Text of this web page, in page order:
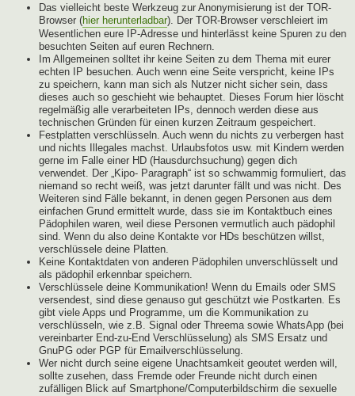
Das vielleicht beste Werkzeug zur Anonymisierung ist der TOR-
Browser (hier herunterladbar). Der TOR-Browser verschleiert im
Wesentlichen eure IP-Adresse und hinterlässt keine Spuren zu den
besuchten Seiten auf euren Rechnern.
Im Allgemeinen solltet ihr keine Seiten zu dem Thema mit eurer
echten IP besuchen. Auch wenn eine Seite verspricht, keine IPs
zu speichern, kann man sich als Nutzer nicht sicher sein, dass
dieses auch so geschieht wie behauptet. Dieses Forum hier löscht
regelmäßig alle verarbeiteten IPs, dennoch werden diese aus
technischen Gründen für einen kurzen Zeitraum gespeichert.
Festplatten verschlüsseln. Auch wenn du nichts zu verbergen hast
und nichts Illegales machst. Urlaubsfotos usw. mit Kindern werden
gerne im Falle einer HD (Hausdurchsuchung) gegen dich
verwendet. Der „Kipo- Paragraph“ ist so schwammig formuliert, das
niemand so recht weiß, was jetzt darunter fällt und was nicht. Des
Weiteren sind Fälle bekannt, in denen gegen Personen aus dem
einfachen Grund ermittelt wurde, dass sie im Kontaktbuch eines
Pädophilen waren, weil diese Personen vermutlich auch pädophil
sind. Wenn du also deine Kontakte vor HDs beschützen willst,
verschlüssele deine Platten.
Keine Kontaktdaten von anderen Pädophilen unverschlüsselt und
als pädophil erkennbar speichern.
Verschlüssele deine Kommunikation! Wenn du Emails oder SMS
versendest, sind diese genauso gut geschützt wie Postkarten. Es
gibt viele Apps und Programme, um die Kommunikation zu
verschlüsseln, wie z.B. Signal oder Threema sowie WhatsApp (bei
vereinbarter End-zu-End Verschlüsselung) als SMS Ersatz und
GnuPG oder PGP für Emailverschlüsselung.
Wer nicht durch seine eigene Unachtsamkeit geoutet werden will,
sollte zusehen, dass Fremde oder Freunde nicht durch einen
zufälligen Blick auf Smartphone/Computerbildschirm die sexuelle